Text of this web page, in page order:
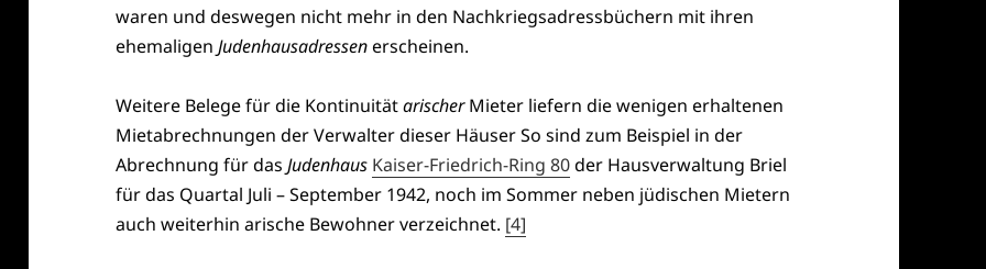
waren und deswegen nicht mehr in den Nachkriegsadressbüchern mit ihren
ehemaligenJudenhausadressenerscheinen.
Weitere Belege für die KontinuitätarischerMieter liefern die wenigen erhaltenen
Mietabrechnungen der Verwalter dieser Häuser So sind zum Beispiel in der
Abrechnung für dasJudenhaus Kaiser-Friedrich-Ring 80der Hausverwaltung Briel
für das Quartal Juli – September 1942, noch im Sommer neben jüdischen Mietern
auch weiterhin arische Bewohner verzeichnet. [4]